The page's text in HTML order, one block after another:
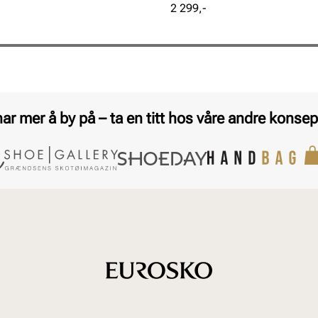
Pris
2 299,-
mer å by på – ta en titt hos våre andre